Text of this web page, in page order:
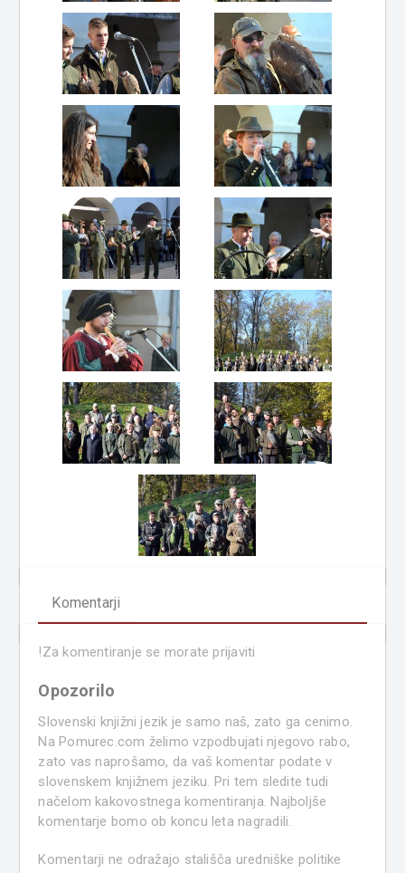
Komentarji
!Za komentiranje se morate prijaviti
Opozorilo
Slovenski knjižni jezik je samo naš, zato ga cenimo.
Na Pomurec.com želimo vzpodbujati njegovo rabo,
zato vas naprošamo, da vaš komentar podate v
slovenskem knjižnem jeziku. Pri tem sledite tudi
načelom kakovostnega komentiranja. Najboljše
komentarje bomo ob koncu leta nagradili.
Komentarji ne odražajo stališča uredniške politike